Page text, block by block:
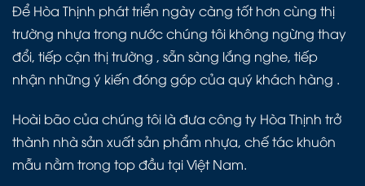
Để Hòa Thịnh phát triển ngày càng tốt hơn cùng thị
trường nhựa trong nước chúng tôi không ngừng thay
đổi, tiếp cận thị trường , sẵn sàng lắng nghe, tiếp
nhận những ý kiến đóng góp của quý khách hàng .
Hoài bão của chúng tôi là đưa công ty Hòa Thịnh trở
thành nhà sản xuất sản phẩm nhựa, chế tác khuôn
mẫu nằm trong top đầu tại Việt Nam.